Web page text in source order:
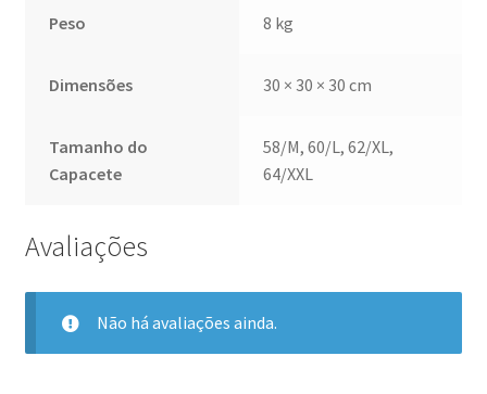
Peso 8 kg
Dimensões 30 × 30 × 30 cm
Tamanho do
Capacete
58/M, 60/L, 62/XL,
64/XXL
Avaliações
Não há avaliações ainda.